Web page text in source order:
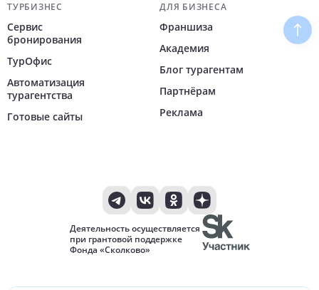
ТУРБИЗНЕС
Сервис
бронирования
ТурОфис
Автоматизация
турагентства
Готовые сайты
ДЛЯ БИЗНЕСА
Франшиза
Академия
Блог турагентам
Партнёрам
Реклама
Деятельность осуществляется
при грантовой поддержке
Фонда «Сколково»